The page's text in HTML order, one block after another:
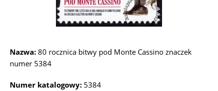
Nazwa: 80 rocznica bitwy pod Monte Cassino znaczek
numer 5384
Numer katalogowy: 5384